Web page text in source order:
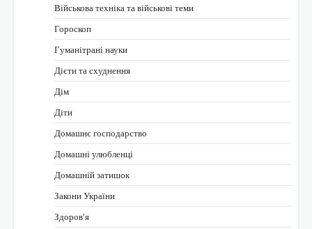
Військова техніка та військові теми
Гороскоп
Гуманітрані науки
Дієти та схуднення
Дім
Діти
Домашнє господарство
Домашні улюбленці
Домашній затишок
Закони України
Здоров'я